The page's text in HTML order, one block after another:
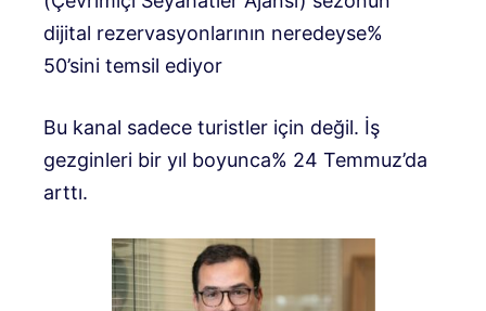
dijital rezervasyonlarının neredeyse%
50’sini temsil ediyor
Bu kanal sadece turistler için değil. İş
gezginleri bir yıl boyunca% 24 Temmuz’da
arttı.